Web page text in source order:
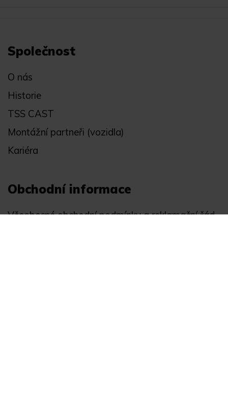
Společnost
O nás
Historie
TSS CAST
Montážní partneři (vozidla)
Kariéra
Obchodní informace
Všeobecné obchodní podmínky a reklamační řád